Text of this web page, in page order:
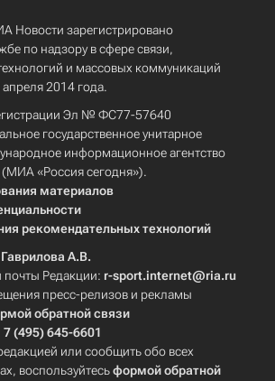
Новости зарегистрировано
по надзору в сфере связи,
и массовых коммуникаций
2014 года.
Эл № ФС77-57640
государственное унитарное
информационное агентство
(МИА «Россия сегодня»).
материалов
рекомендательных технологий
Гаврилова А.В.
почты Редакции: r-sport.internet@ria.ru
пресс-релизов и рекламы
обратной связи
7 (495) 645-6601
или сообщить обо всех
воспользуйтесьформой обратной